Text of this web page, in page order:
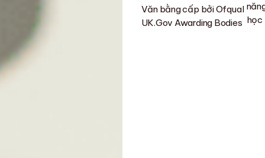
Văn bằng cấp bởi Ofqual
UK.Gov Awarding Bodies học